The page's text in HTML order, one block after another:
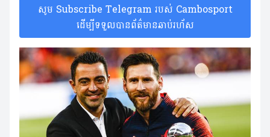
សូម Subscribe Telegram របស់ Cambosport
ដើម្បីទទួលបានព័ត៌មានឆាប់រហ័ស